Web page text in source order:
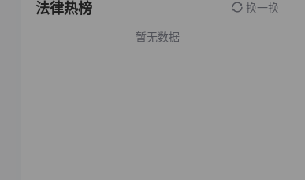
法律热榜 换一换
暂无数据